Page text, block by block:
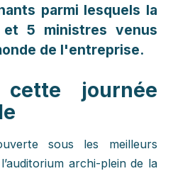
parmi lesquels la
et 5 ministres venus
de l'entreprise.
journée
sous les meilleurs
archi-plein de la